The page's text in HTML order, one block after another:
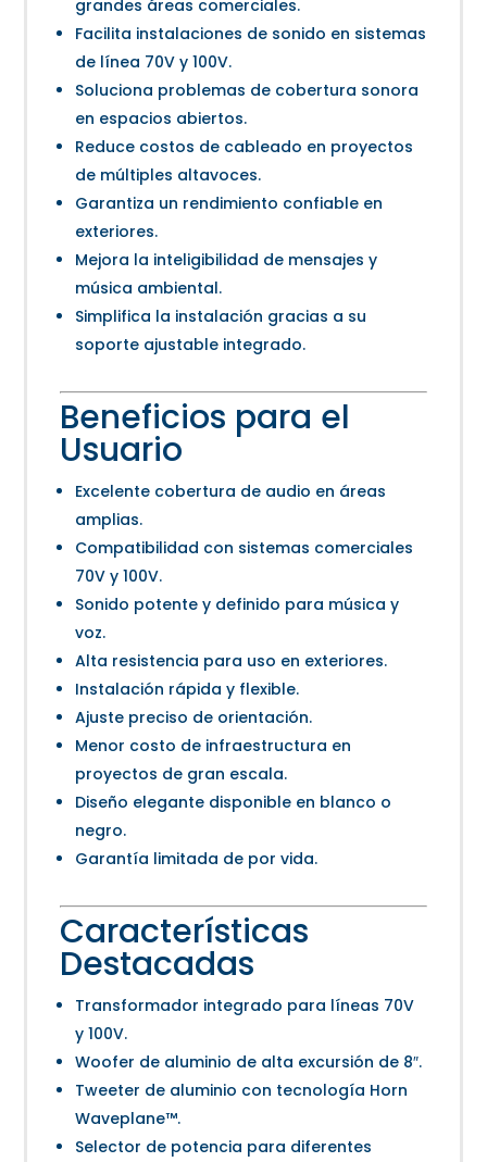
grandes áreas comerciales.
Facilita instalaciones de sonido en sistemas
de línea 70V y 100V.
Soluciona problemas de cobertura sonora
en espacios abiertos.
Reduce costos de cableado en proyectos
de múltiples altavoces.
Garantiza un rendimiento confiable en
exteriores.
Mejora la inteligibilidad de mensajes y
música ambiental.
Simplifica la instalación gracias a su
soporte ajustable integrado.
Beneficios para el
Usuario
Excelente cobertura de audio en áreas
amplias.
Compatibilidad con sistemas comerciales
70V y 100V.
Sonido potente y definido para música y
voz.
Alta resistencia para uso en exteriores.
Instalación rápida y flexible.
Ajuste preciso de orientación.
Menor costo de infraestructura en
proyectos de gran escala.
Diseño elegante disponible en blanco o
negro.
Garantía limitada de por vida.
Características
Destacadas
Transformador integrado para líneas 70V
y 100V.
Woofer de aluminio de alta excursión de 8″.
Tweeter de aluminio con tecnología Horn
Waveplane™.
Selector de potencia para diferentes